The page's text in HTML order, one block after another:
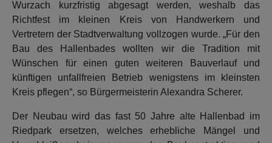
Wurzach kurzfristig abgesagt werden, weshalb das
Richtfest im kleinen Kreis von Handwerkern und
Vertretern der Stadtverwaltung vollzogen wurde. „Für den
Bau des Hallenbades wollten wir die Tradition mit
Wünschen für einen guten weiteren Bauverlauf und
künftigen unfallfreien Betrieb wenigstens im kleinsten
Kreis pflegen“, so Bürgermeisterin Alexandra Scherer.
Der Neubau wird das fast 50 Jahre alte Hallenbad im
Riedpark ersetzen, welches erhebliche Mängel und